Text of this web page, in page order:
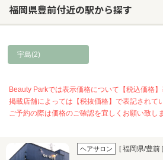
福岡県豊前付近の駅から探す
宇島(2)
Beauty Parkでは表示価格について【税込価格】
掲載店舗によっては【税抜価格】で表記されて
ご予約の際は価格のご確認を宜しくお願い致し
ヘアサロン [ 福岡県/豊前 ]